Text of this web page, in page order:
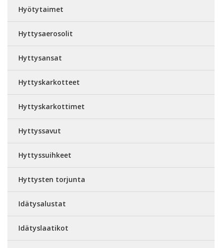
Hyötytaimet
Hyttysaerosolit
Hyttysansat
Hyttyskarkotteet
Hyttyskarkottimet
Hyttyssavut
Hyttyssuihkeet
Hyttysten torjunta
Idätysalustat
Idätyslaatikot